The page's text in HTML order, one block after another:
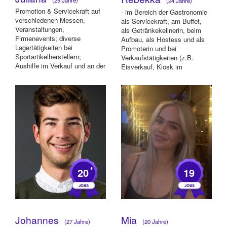
Promotion & Servicekraft auf
verschiedenen Messen,
Veranstaltungen,
Firmenevents; diverse
Lagertätigkeiten bei
Sportartikelherstellern;
Aushilfe im Verkauf und an der
Unt...
- im Bereich der Gastronomie
als Servicekraft, am Buffet,
als Getränkekellnerin, beim
Aufbau, als Hostess und als
Promoterin und bei
Verkaufstätigkeiten (z.B.
Eisverkauf, Kiosk im
20+
Johannes (27 Jahre)
19
Mia (20 Jahre)